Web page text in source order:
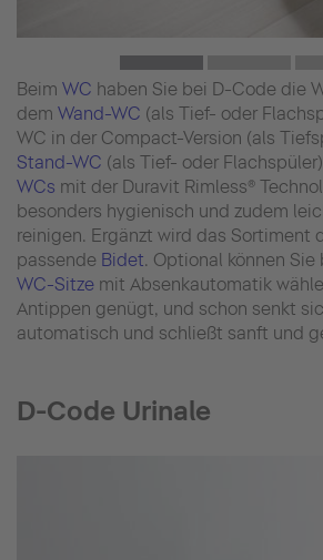
Beim WC haben Sie bei D-Code die
dem Wand-WC (als Tief- oder
WC in der Compact-Version (als
Stand-WC (als Tief- oder
WCs mit der Duravit Rimless®
besonders hygienisch und zudem
reinigen. Ergänzt wird das Sortiment
passende Bidet. Optional können Sie
WC-Sitze mit Absenkautomatik
Antippen genügt, und schon senkt
automatisch und schließt sanft und
D-Code Urinale